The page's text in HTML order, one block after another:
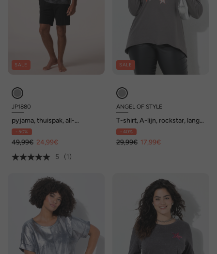
SALE
JP1880
pyjama, thuispak, all-
overprint, shirt, shorts, tot
8XL
- 50%
49,99€ 24,99€
5
(1)
SALE
ANGEL OF STYLE
T-shirt, A-lijn, rockstar, lange
mouwen
- 40%
29,99€ 17,99€